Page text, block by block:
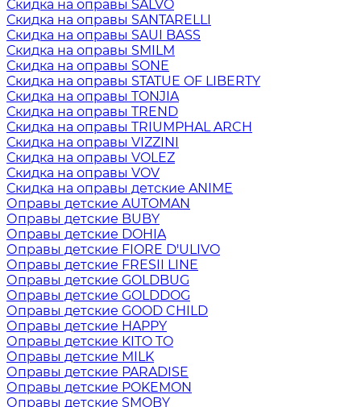
Скидка на оправы SALVO
Скидка на оправы SANTARELLI
Скидка на оправы SAUI BASS
Скидка на оправы SMILM
Скидка на оправы SONE
Скидка на оправы STATUE OF LIBERTY
Скидка на оправы TONJIA
Скидка на оправы TREND
Скидка на оправы TRIUMPHAL ARCH
Скидка на оправы VIZZINI
Скидка на оправы VOLEZ
Скидка на оправы VOV
Скидка на оправы детские ANIME
Оправы детские AUTOMAN
Оправы детские BUBY
Оправы детские DOHIA
Оправы детские FIORE D'ULIVO
Оправы детские FRESII LINE
Оправы детские GOLDBUG
Оправы детские GOLDDOG
Оправы детские GOOD CHILD
Оправы детские HAPPY
Оправы детские KITO TO
Оправы детские MILK
Оправы детские PARADISE
Оправы детские POKEMON
Оправы детские SMOBY